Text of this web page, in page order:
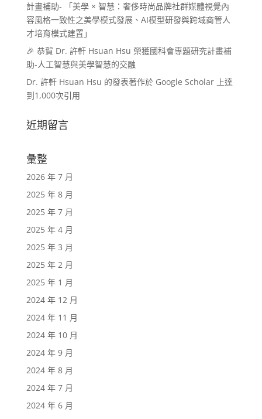
計畫補助- 「美學 × 智慧：奢侈時尚品牌社群媒體視覺內
容風格一致性之美學模式發展、AI模型研發與跨域商管人
才培育模式建置」
🎉 恭賀 Dr. 許軒 Hsuan Hsu 榮獲國科會專題研究計畫補
助-人工智慧與美學智慧的交融
Dr. 許軒 Hsuan Hsu 的發表著作於 Google Scholar 上達
到1,000次引用
近期留言
彙整
2026 年 7 月
2025 年 8 月
2025 年 7 月
2025 年 4 月
2025 年 3 月
2025 年 2 月
2025 年 1 月
2024 年 12 月
2024 年 11 月
2024 年 10 月
2024 年 9 月
2024 年 8 月
2024 年 7 月
2024 年 6 月